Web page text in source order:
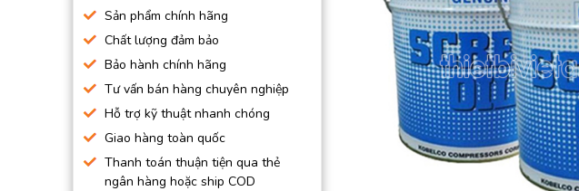
BƠM MÀNG KHÍ NÉN
BƠM HÚT CHÂN KHÔNG
BƠM ĐỊNH LƯỢNG
MOTOR, HỘP GIẢM TỐC
MÁY TẠO KHÍ NITO
Sản phẩm chính hãng
Chất lượng đảm bảo
Bảo hành chính hãng
Tư vấn bán hàng chuyên nghiệp
Hỗ trợ kỹ thuật nhanh chóng
Giao hàng toàn quốc
Thanh toán thuận tiện qua thẻ
ngân hàng hoặc ship COD